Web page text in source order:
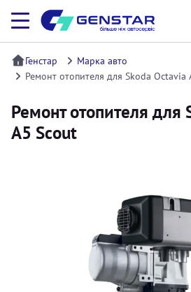
Генстар
Марка авто
Ремонт отопителя для Skoda Octavia
Ремонт отопителя для
A5 Scout